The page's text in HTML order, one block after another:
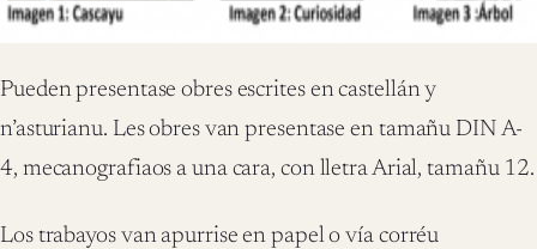
Pueden presentase obres escrites en castellán y
n’asturianu. Les obres van presentase en tamañu DIN A-
4, mecanografiaos a una cara, con lletra Arial, tamañu 12.
Los trabayos van apurrise en papel o vía corréu